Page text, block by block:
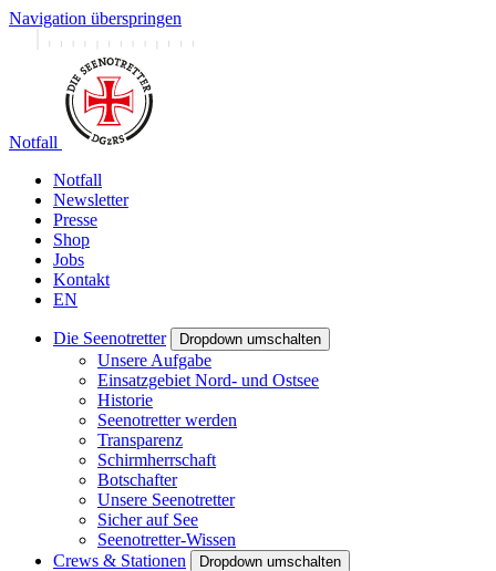
Navigation überspringen
Notfall
Notfall
Newsletter
Presse
Shop
Jobs
Kontakt
EN
Die Seenotretter Dropdown umschalten
Unsere Aufgabe
Einsatzgebiet Nord- und Ostsee
Historie
Seenotretter werden
Transparenz
Schirmherrschaft
Botschafter
Unsere Seenotretter
Sicher auf See
Seenotretter-Wissen
Crews & Stationen
Dropdown umschalten